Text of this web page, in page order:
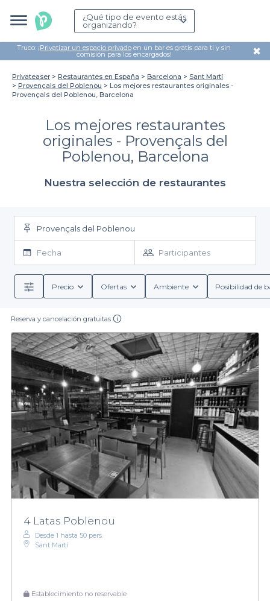
¿Qué tipo de evento estás
organizando?
Truco: ¡Privatizar un espacio privado en un bar es gratis para ti y sin
comisión para los encargados! ✖
Privateaser Restaurantes en España Barcelona
Sant Martí
Provençals del Poblenou
Los mejores restaurantes originales -
Provençals del Poblenou, Barcelona
Los mejores restaurantes
originales - Provençals del
Poblenou, Barcelona
Nuestra selección de restaurantes
Provençals del Poblenou
Fecha Participantes
Precio Ofertas Ambiente Posibilidad de
Reserva y cancelación gratuitas
4 Latas Poblenou
Desde 1 hasta 50 pers.
Sant Martí
Establecimiento no reservable